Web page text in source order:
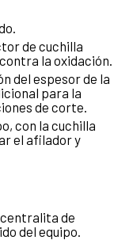
de cuchilla
la oxidación.
del espesor de la
para la
de corte.
con la cuchilla
el afilador y
centralita de
del equipo.